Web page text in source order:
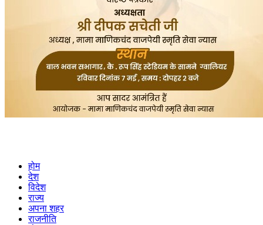
होम
देश
विदेश
राज्य
अपना शहर
राजनीति